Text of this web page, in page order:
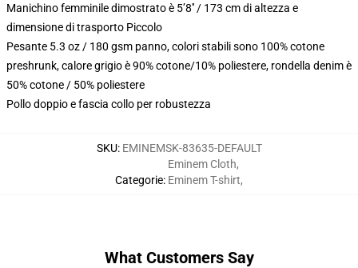
Manichino femminile dimostrato è 5’8′′ / 173 cm di altezza e
dimensione di trasporto Piccolo
Pesante 5.3 oz / 180 gsm panno, colori stabili sono 100% cotone
preshrunk, calore grigio è 90% cotone/10% poliestere, rondella denim è
50% cotone / 50% poliestere
Pollo doppio e fascia collo per robustezza
SKU: EMINEMSK-83635-DEFAULT
Categorie:
Eminem Cloth,
Eminem T-shirt,
What Customers Say